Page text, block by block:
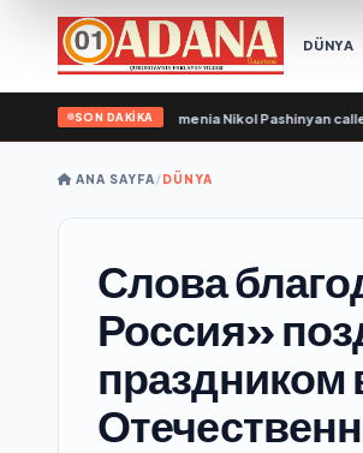
DÜNYA
SON DAKİKA
Republic of Armenia Nikol Pashinyan called
ANA SAYFA/DÜNYA
Слова
Россия»
праздником